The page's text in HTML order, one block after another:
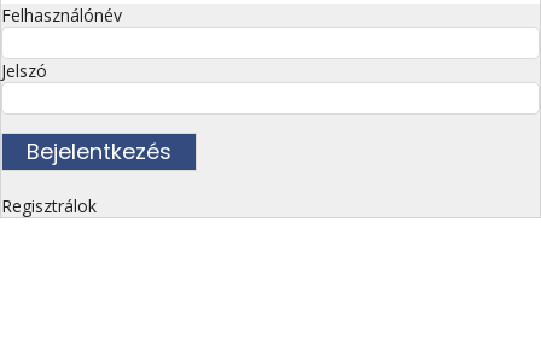
Felhasználónév
Jelszó
Regisztrálok